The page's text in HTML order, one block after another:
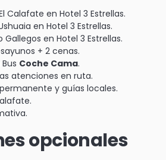
Calafate en Hotel 3 Estrellas.
en Hotel 3 Estrellas.
Gallegos en Hotel 3 Estrellas.
+ 2 cenas.
Coche Cama.
atenciones en ruta.
y guías locales.
opcionales